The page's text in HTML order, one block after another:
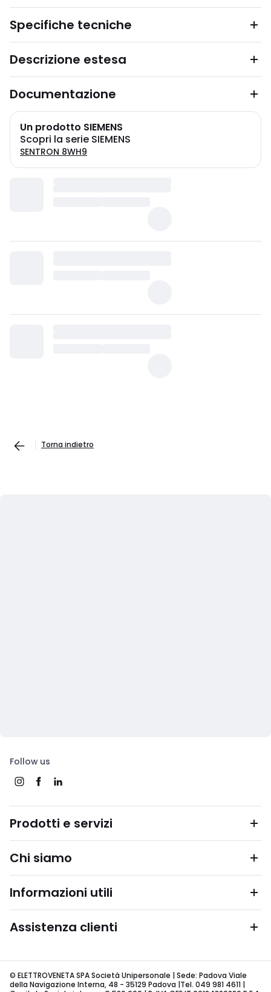
Specifiche tecniche
Descrizione estesa
Documentazione
Un prodotto SIEMENS
Scopri la serie SIEMENS
SENTRON 8WH9
Torna indietro
Follow us
Prodotti e servizi
Chi siamo
Informazioni utili
Assistenza clienti
© ELETTROVENETA SPA Società Unipersonale | Sede: Padova Viale
della Navigazione Interna, 48 - 35129 Padova |Tel. 049 981 4611 |